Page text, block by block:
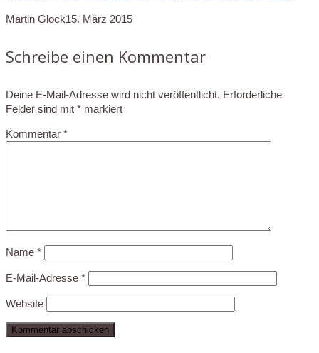
Martin Glock15. März 2015
Schreibe einen Kommentar
Deine E-Mail-Adresse wird nicht veröffentlicht. Erforderliche
Felder sind mit * markiert
Kommentar *
Name *
E-Mail-Adresse *
Website